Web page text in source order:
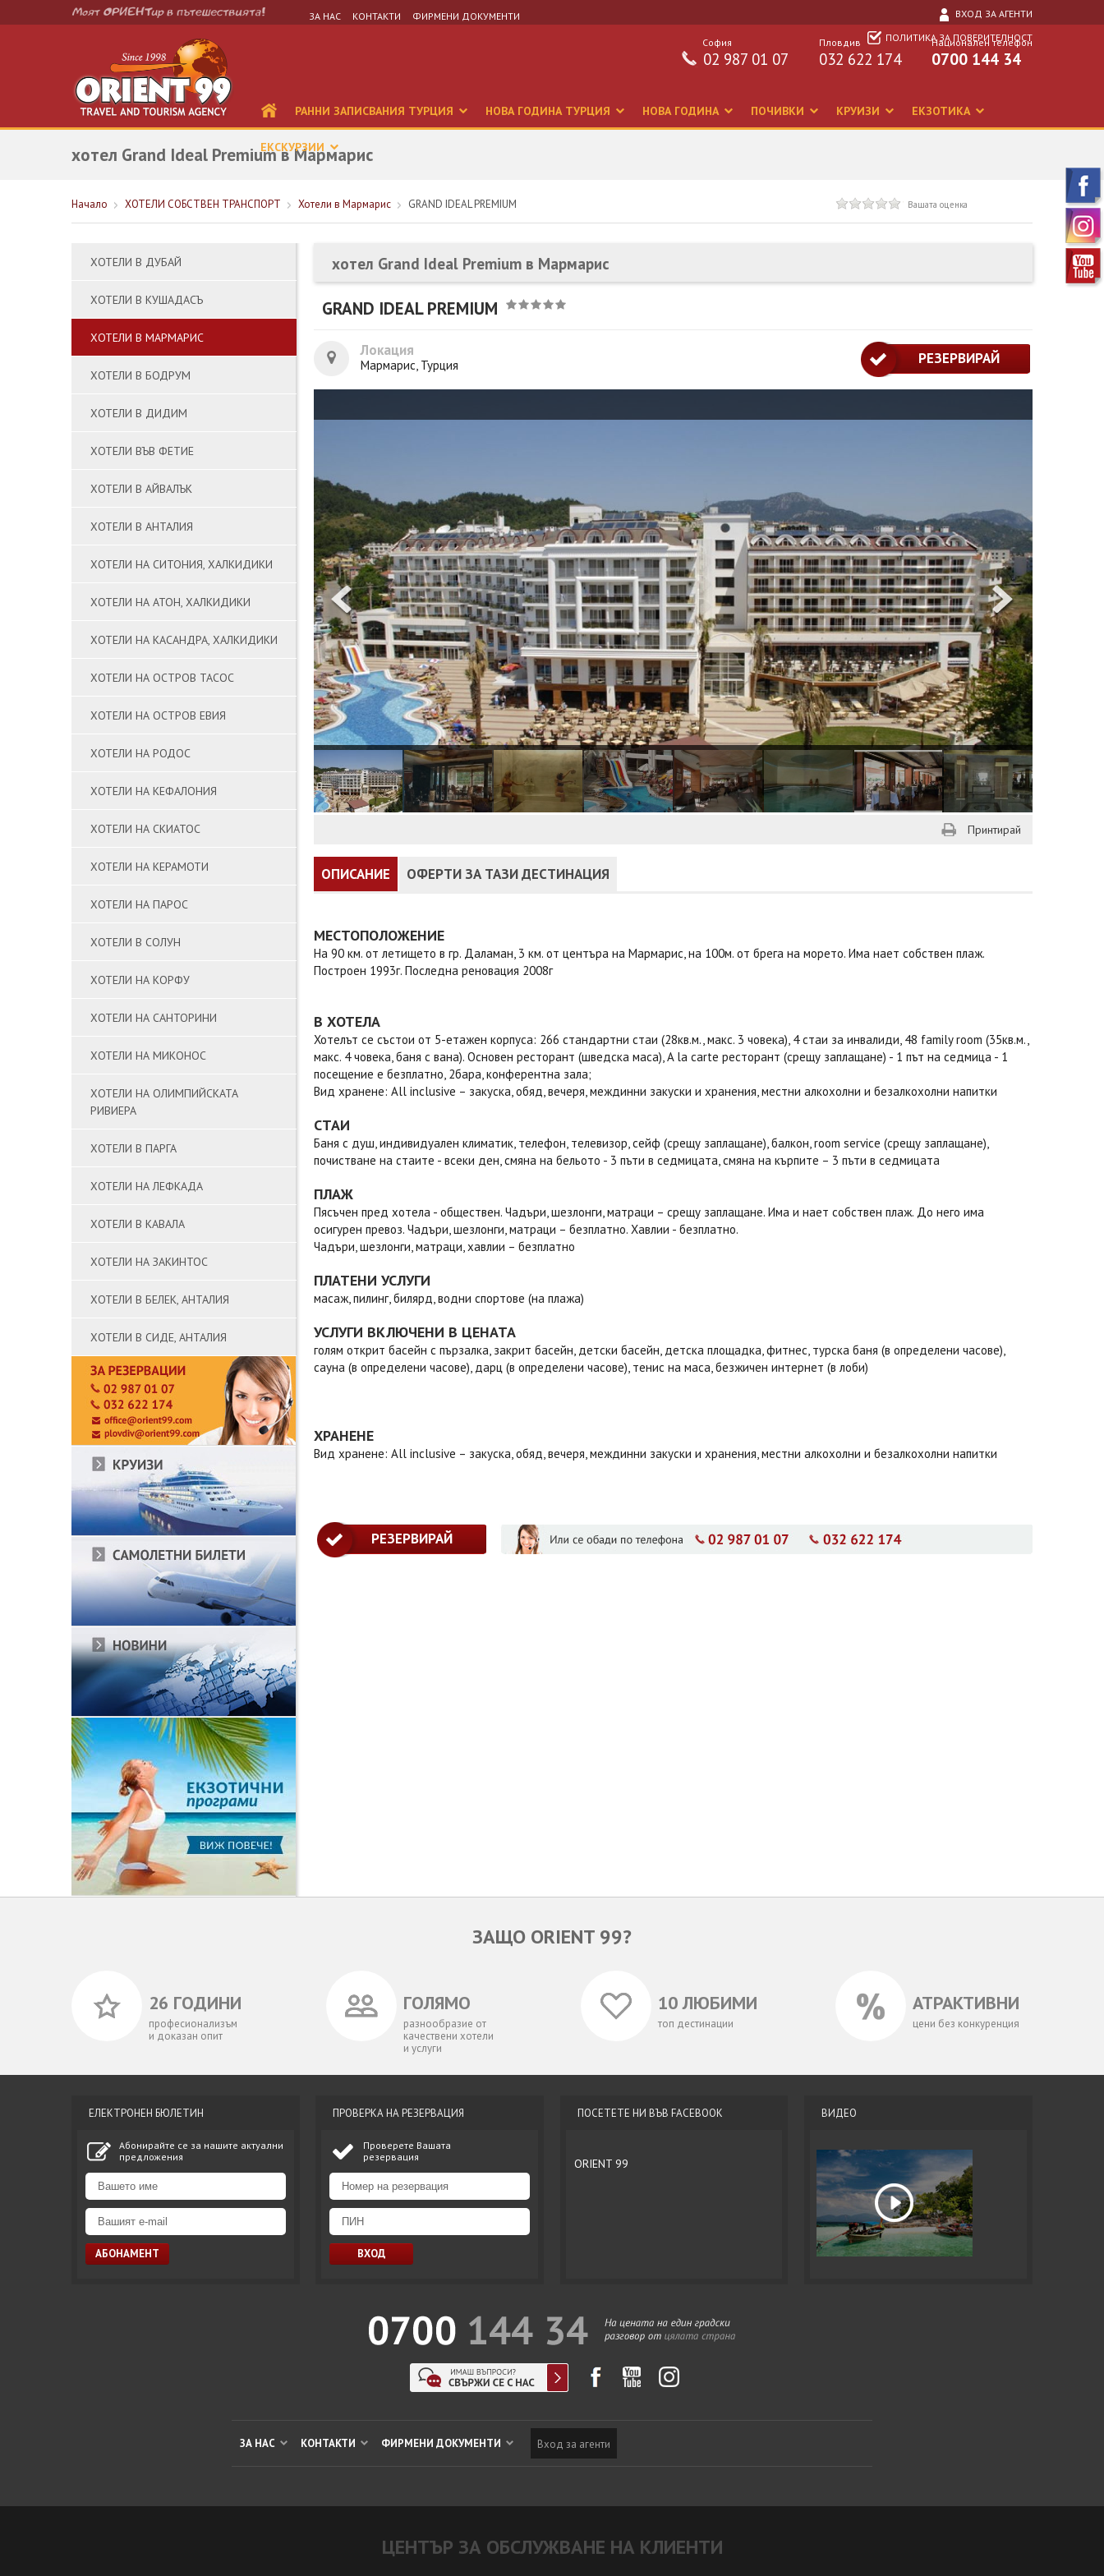
ЗА НАС КОНТАКТИ ФИРМЕНИ ДОКУМЕНТИ
ВХОД ЗА АГЕНТИ
ПОЛИТИКА ЗА ПОВЕРИТЕЛНОСТ
Национален телефон
0700 144 34
Пловдив
032 622 174
София
02 987 01 07
РАННИ ЗАПИСВАНИЯ ТУРЦИЯ НОВА ГОДИНА ТУРЦИЯ НОВА ГОДИНА ПОЧИВКИ КРУИЗИ ЕКЗОТИКА
ЕКСКУРЗИИ
хотел Grand Ideal Premium в Мармарис
Начало ХОТЕЛИ СОБСТВЕН ТРАНСПОРТ Хотели в Мармарис GRAND IDEAL PREMIUM Вашата оценка
ХОТЕЛИ В ДУБАЙ
ХОТЕЛИ В КУШАДАСЪ
ХОТЕЛИ В МАРМАРИС
ХОТЕЛИ В БОДРУМ
ХОТЕЛИ В ДИДИМ
ХОТЕЛИ ВЪВ ФЕТИЕ
ХОТЕЛИ В АЙВАЛЪК
ХОТЕЛИ В АНТАЛИЯ
ХОТЕЛИ НА СИТОНИЯ, ХАЛКИДИКИ
ХОТЕЛИ НА АТОН, ХАЛКИДИКИ
ХОТЕЛИ НА КАСАНДРА, ХАЛКИДИКИ
ХОТЕЛИ НА ОСТРОВ ТАСОС
ХОТЕЛИ НА ОСТРОВ ЕВИЯ
ХОТЕЛИ НА РОДОС
ХОТЕЛИ НА КЕФАЛОНИЯ
ХОТЕЛИ НА СКИАТОС
ХОТЕЛИ НА КЕРАМОТИ
ХОТЕЛИ НА ПАРОС
ХОТЕЛИ В СОЛУН
ХОТЕЛИ НА КОРФУ
ХОТЕЛИ НА САНТОРИНИ
ХОТЕЛИ НА МИКОНОС
ХОТЕЛИ НА ОЛИМПИЙСКАТА
РИВИЕРА
ХОТЕЛИ В ПАРГА
ХОТЕЛИ НА ЛЕФКАДА
ХОТЕЛИ В КАВАЛА
ХОТЕЛИ НА ЗАКИНТОС
ХОТЕЛИ В БЕЛЕК, АНТАЛИЯ
ХОТЕЛИ В СИДЕ, АНТАЛИЯ
хотел Grand Ideal Premium в Мармарис
GRAND IDEAL PREMIUM
Локация
Мармарис, Турция РЕЗЕРВИРАЙ
Принтирай
ОПИСАНИЕ ОФЕРТИ ЗА ТАЗИ ДЕСТИНАЦИЯ
МЕСТОПОЛОЖЕНИЕ
На 90 км. от летището в гр. Даламан, 3 км. от центъра на Мармарис, на 100м. от брега на морето. Има нает собствен плаж.
Построен 1993г. Последна реновация 2008г
В ХОТЕЛА
Хотелът се състои от 5-етажен корпуса: 266 стандартни стаи (28кв.м., макс. 3 човека), 4 стаи за инвалиди, 48 family room (35кв.м.,
макс. 4 човека, баня с вана). Основен ресторант (шведска маса), A la carte ресторант (срещу заплащане) - 1 път на седмица - 1
посещение е безплатно, 2бара, конферентна зала;
Вид хранене: All inclusive – закуска, обяд, вечеря, междинни закуски и хранения, местни алкохолни и безалкохолни напитки
СТАИ
Баня с душ, индивидуален климатик, телефон, телевизор, сейф (срещу заплащане), балкон, room service (срещу заплащане),
почистване на стаите - всеки ден, смяна на бельото - 3 пъти в седмицата, смяна на кърпите – 3 пъти в седмицата
ПЛАЖ
Пясъчен пред хотела - обществен. Чадъри, шезлонги, матраци – срещу заплащане. Има и нает собствен плаж. До него има
осигурен превоз. Чадъри, шезлонги, матраци – безплатно. Хавлии - безплатно.
Чадъри, шезлонги, матраци, хавлии – безплатно
ПЛАТЕНИ УСЛУГИ
масаж, пилинг, билярд, водни спортове (на плажа)
УСЛУГИ ВКЛЮЧЕНИ В ЦЕНАТА
голям открит басейн с пързалка, закрит басейн, детски басейн, детска площадка, фитнес, турска баня (в определени часове),
сауна (в определени часове), дарц (в определени часове), тенис на маса, безжичен интернет (в лоби)
ХРАНЕНЕ
Вид хранене: All inclusive – закуска, обяд, вечеря, междинни закуски и хранения, местни алкохолни и безалкохолни напитки
РЕЗЕРВИРАЙ
ЗАЩО ORIENT 99?
26 ГОДИНИ
професионализъм
и доказан опит
ГОЛЯМО
разнообразие от
качествени хотели
и услуги
10 ЛЮБИМИ
топ дестинации
АТРАКТИВНИ
цени без конкуренция
ЕЛЕКТРОНЕН БЮЛЕТИН
Абонирайте се за нашите актуални
предложения
ПРОВЕРКА НА РЕЗЕРВАЦИЯ
Проверете Вашата
резервация
ПОСЕТЕТЕ НИ ВЪВ FACEBOOK
ORIENT 99
ВИДЕО
ЗА НАС КОНТАКТИ ФИРМЕНИ ДОКУМЕНТИ Вход за агенти
ЦЕНТЪР ЗА ОБСЛУЖВАНЕ НА КЛИЕНТИ